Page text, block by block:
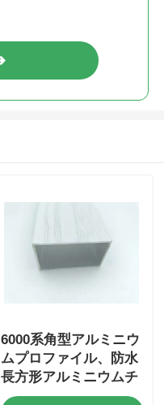
6000系角型アルミニウ
ムプロファイル、防水
長方形アルミニウムチ
ューブ